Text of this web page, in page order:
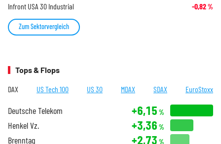
Infront USA 30 Industrial -0,82%
Zum Sektorvergleich
Tops & Flops
DAX US Tech 100 US 30 MDAX SDAX EuroStoxx
Deutsche Telekom +6,15 %
Henkel Vz. +3,36 %
Brenntag +2,73 %